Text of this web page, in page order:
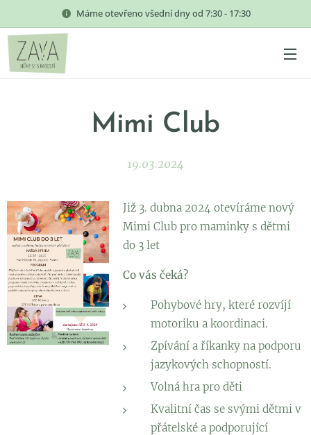
Máme otevřeno všední dny od 7:30 - 17:30
Mimi Club
19.03.2024
Již 3. dubna 2024 otevíráme nový
Mimi Club pro maminky s dětmi
do 3 let
Co vás čeká?
Pohybové hry, které rozvíjí
motoriku a koordinaci.
Zpívání a říkanky na podporu
jazykových schopností.
Volná hra pro děti
Kvalitní čas se svými dětmi v
přátelské a podporující